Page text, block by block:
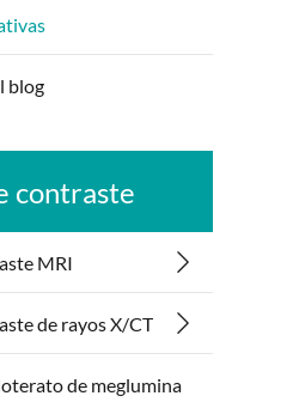
blog
contraste
MRI
de rayos X/CT
de meglumina